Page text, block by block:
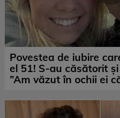
Povestea de iubire
el 51! S-au căsătorit
”Am văzut în ochii ei